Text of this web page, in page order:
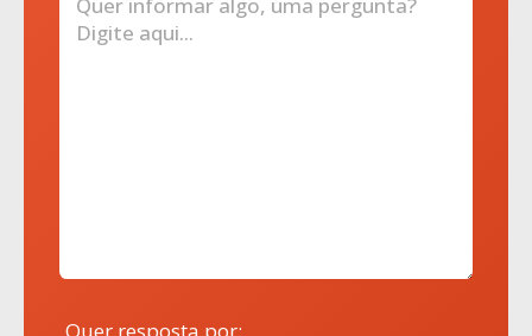
Quer resposta por: